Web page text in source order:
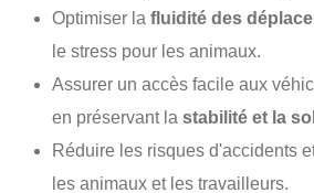
Optimiser la fluidité des
le stress pour les animaux.
Assurer un accès facile aux
en préservant la stabilité et la
Réduire les risques d'accidents
les animaux et les travailleurs.